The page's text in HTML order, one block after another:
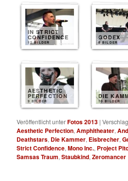
IN STRICT
CONFIDENCE
12 BILDER
GODEX
8 BILDER
AESTHETIC
PERFECTION
9 BILDER
DIE
10 BILDER
Veröffentlicht unterFotos 2013 |
Aesthetic Perfection,Amphitheater,
Deathstars, Die Kammer, Eisbrecher,
Strict Confidence,Mono Inc., Project
Samsas Traum,Staubkind,Zeromancer